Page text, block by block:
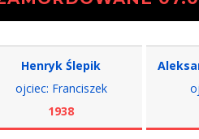
Ślepik
Franciszek
Aleksander
ojciec: